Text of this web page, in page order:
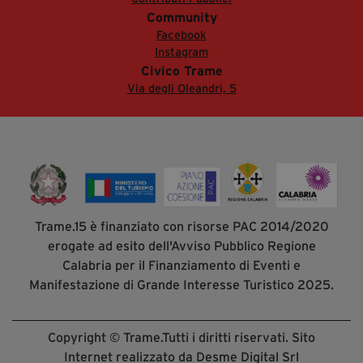
Community
Facebook
Instagram
Civico Trame
Via degli Oleandri, 5
Trame.15 è finanziato con risorse PAC 2014/2020
erogate ad esito dell'Avviso Pubblico Regione
Calabria per il Finanziamento di Eventi e
Manifestazione di Grande Interesse Turistico 2025.
Copyright © Trame.Tutti i diritti riservati. Sito
Internet realizzato da Desme Digital Srl